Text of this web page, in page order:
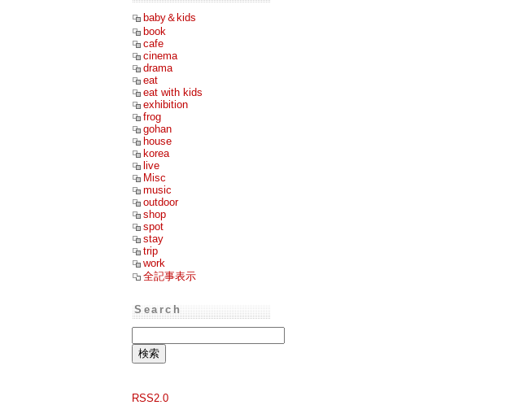
baby＆kids
book
cafe
cinema
drama
eat
eat with kids
exhibition
frog
gohan
house
korea
live
Misc
music
outdoor
shop
spot
stay
trip
work
全記事表示
Search
RSS2.0